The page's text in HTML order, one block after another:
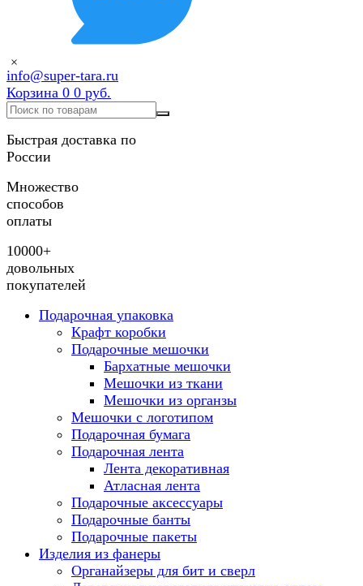
×
info@super-tara.ru
Корзина 0 0 руб.
Быстрая доставка по
России
Множество
способов
оплаты
10000+
довольных
покупателей
Подарочная упаковка
Крафт коробки
Подарочные мешочки
Бархатные мешочки
Мешочки из ткани
Мешочки из органзы
Мешочки с логотипом
Подарочная бумага
Подарочная лента
Лента декоративная
Атласная лента
Подарочные аксессуары
Подарочные банты
Подарочные пакеты
Изделия из фанеры
Органайзеры для бит и сверл